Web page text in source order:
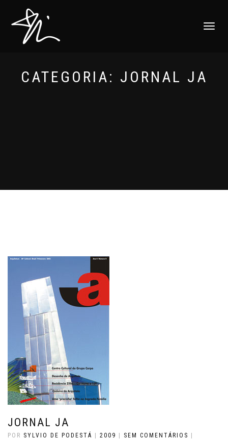
ALTERNAR
CATEGORIA: JORNAL JA
JORNAL JA
POR SYLVIO DE PODESTÁ 2009 SEM COMENTÁRIOS